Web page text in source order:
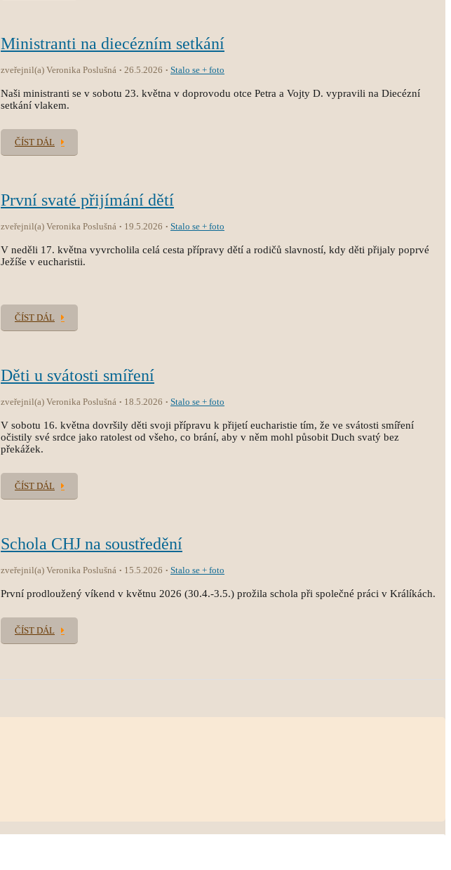
Ministranti na diecézním setkání
zveřejnil(a) Veronika Poslušná 26.5.2026 Stalo se + foto
Naši ministranti se v sobotu 23. května v doprovodu otce Petra a Vojty D. vypravili na Diecézní
setkání vlakem.
ČÍST DÁL
První svaté přijímání dětí
zveřejnil(a) Veronika Poslušná 19.5.2026 Stalo se + foto
V neděli 17. května vyvrcholila celá cesta přípravy dětí a rodičů slavností, kdy děti přijaly poprvé
Ježíše v eucharistii.
ČÍST DÁL
Děti u svátosti smíření
zveřejnil(a) Veronika Poslušná 18.5.2026 Stalo se + foto
V sobotu 16. května dovršily děti svoji přípravu k přijetí eucharistie tím, že ve svátosti smíření
očistily své srdce jako ratolest od všeho, co brání, aby v něm mohl působit Duch svatý bez
překážek.
ČÍST DÁL
Schola CHJ na soustředění
zveřejnil(a) Veronika Poslušná 15.5.2026 Stalo se + foto
První prodloužený víkend v květnu 2026 (30.4.-3.5.) prožila schola při společné práci v Králíkách.
ČÍST DÁL